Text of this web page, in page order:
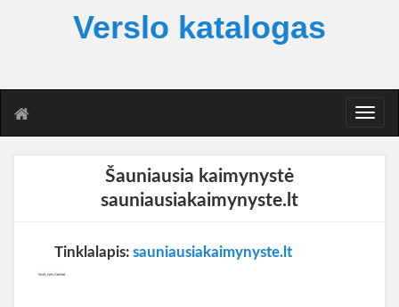
Verslo katalogas
T
o
Šauniausia kaimynystė
sauniausiakaimynyste.lt
Tinklalapis: sauniausiakaimynyste.lt